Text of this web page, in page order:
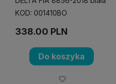
KOD: 001410BO
338.00 PLN
Do koszyka